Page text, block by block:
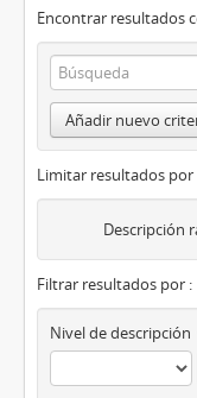
Encontrar resultados
Añadir nuevo
Limitar resultados por
Descripción
Filtrar resultados por :
Nivel de descripción